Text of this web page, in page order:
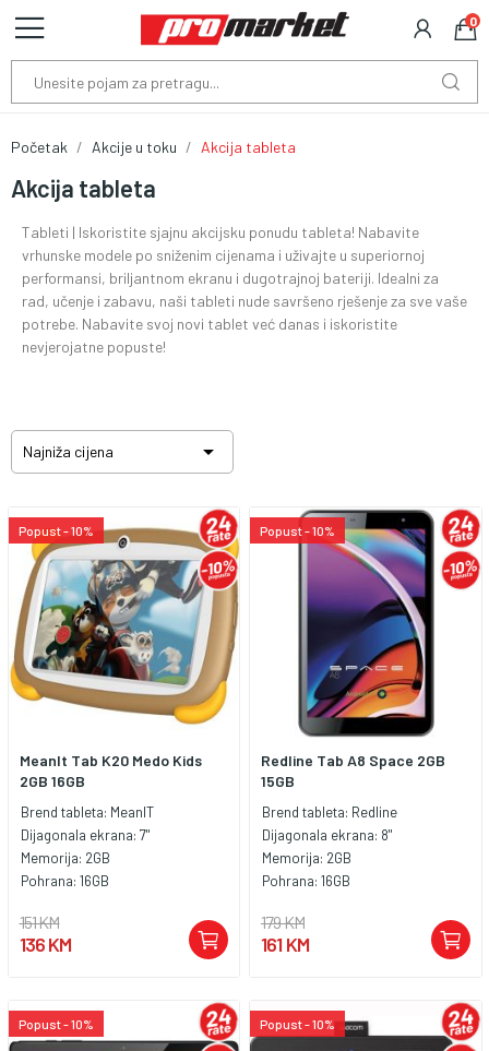
0
Početak Akcije u toku Akcija tableta
Akcija tableta
Tableti | Iskoristite sjajnu akcijsku ponudu tableta! Nabavite
vrhunske modele po sniženim cijenama i uživajte u superiornoj
performansi, briljantnom ekranu i dugotrajnoj bateriji. Idealni za
rad, učenje i zabavu, naši tableti nude savršeno rješenje za sve vaše
potrebe. Nabavite svoj novi tablet već danas i iskoristite
nevjerojatne popuste!
Najniža cijena 
Popust - 10%
MeanIt Tab K20 Medo Kids
2GB 16GB
Brend tableta: MeanIT
Dijagonala ekrana: 7"
Memorija: 2GB
Pohrana: 16GB
151 KM
136 KM
Popust - 10%
Redline Tab A8 Space 2GB
15GB
Brend tableta: Redline
Dijagonala ekrana: 8"
Memorija: 2GB
Pohrana: 16GB
179 KM
161 KM
Popust - 10% Popust - 10%